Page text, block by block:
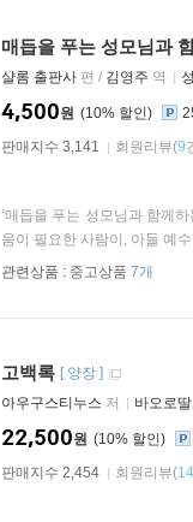
매듭을 푸는 성모님과
샬롬 출판사 편 / 김영주 역
10%
4,500원
판매지수 3,141
회원리뷰(9
‘매듭을 푸는 성모님과 함께
움이 필요한 사람이, 아들 예
관련상품 : 중고상품 7개
고백록 [ 양장 ]
아우구스티누스 저 바오로딸
10%
22,500원
판매지수 2,454
회원리뷰(14